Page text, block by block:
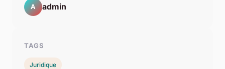
A admin
TAGS
Juridique